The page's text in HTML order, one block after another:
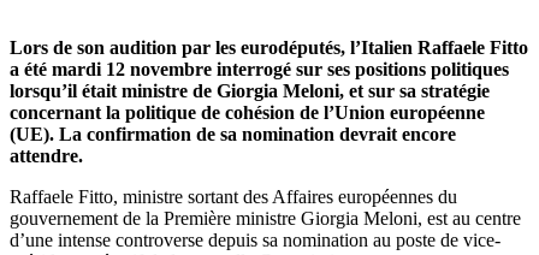
Lors de son audition par les eurodéputés, l’Italien Raffaele Fitto
a été mardi 12 novembre interrogé sur ses positions politiques
lorsqu’il était ministre de Giorgia Meloni, et sur sa stratégie
concernant la politique de cohésion de l’Union européenne
(UE). La confirmation de sa nomination devrait encore
attendre.
Raffaele Fitto, ministre sortant des Affaires européennes du
gouvernement de la Première ministre Giorgia Meloni, est au centre
d’une intense controverse depuis sa nomination au poste de vice-